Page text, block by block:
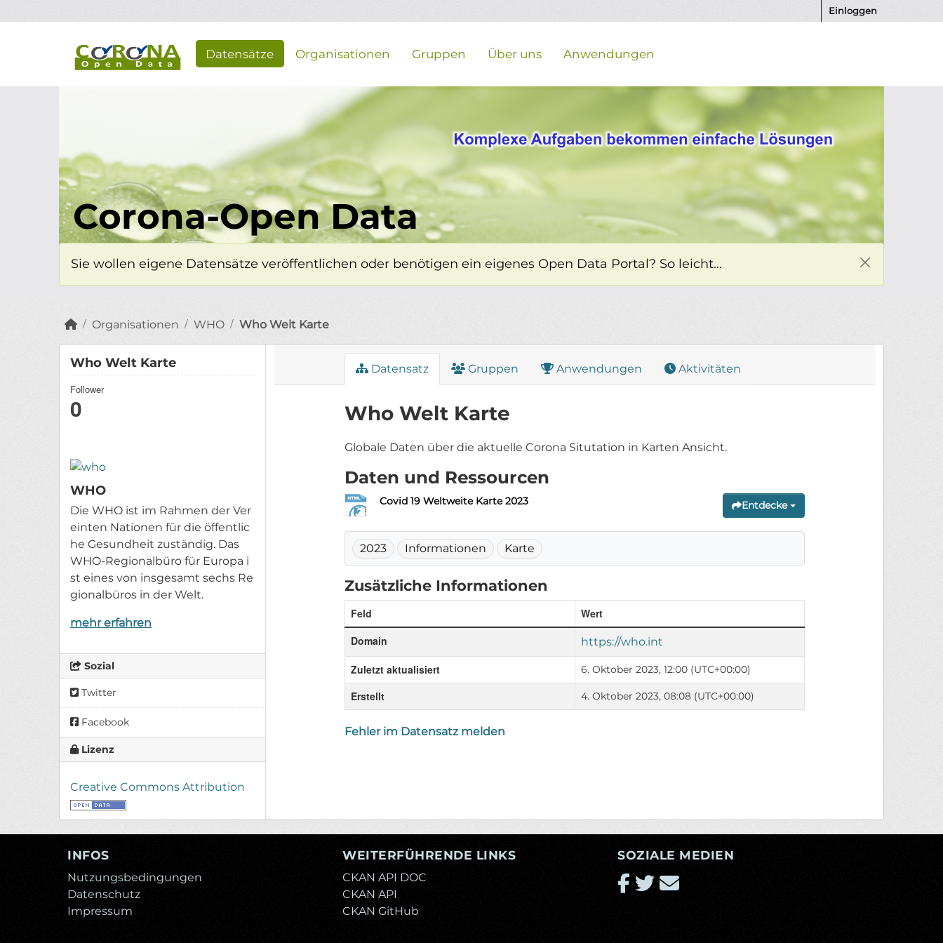
Einloggen
Datensätze Organisationen Gruppen Über uns Anwendungen
Corona-Open Data
Sie wollen eigene Datensätze veröffentlichen oder benötigen ein eigenes Open Data Portal? So leicht...
Organisationen WHO Who Welt Karte
Who Welt Karte
Follower
0
WHO
Die WHO ist im Rahmen der Ver
einten Nationen für die öffentlic
he Gesundheit zuständig. Das
WHO-Regionalbüro für Europa i
st eines von insgesamt sechs Re
gionalbüros in der Welt.
mehr erfahren
Sozial
Twitter
Facebook
Lizenz
Creative Commons Attribution
Datensatz Gruppen Anwendungen Aktivitäten
Who Welt Karte
Globale Daten über die aktuelle Corona Situtation in Karten Ansicht.
Daten und Ressourcen
Covid 19 Weltweite Karte 2023 Entdecke
2023 Informationen Karte
Zusätzliche Informationen
Feld
Wert
Domain
https://who.int
Zuletzt aktualisiert 6. Oktober 2023, 12:00 (UTC+00:00)
Erstellt 4. Oktober 2023, 08:08 (UTC+00:00)
Fehler im Datensatz melden
INFOS
Nutzungsbedingungen
Datenschutz
Impressum
WEITERFÜHRENDE LINKS
CKAN API DOC
CKAN API
CKAN GitHub
SOZIALE MEDIEN